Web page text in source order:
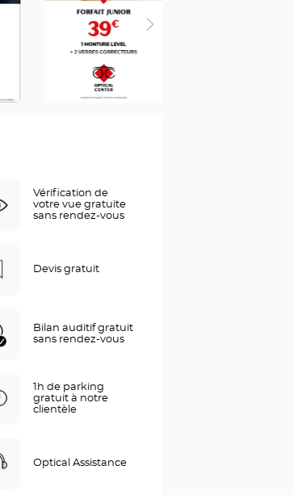
Vérification de
votre vue gratuite
sans rendez-vous
Devis gratuit
Bilan auditif gratuit
sans rendez-vous
1h de parking
gratuit à notre
clientèle
Optical Assistance